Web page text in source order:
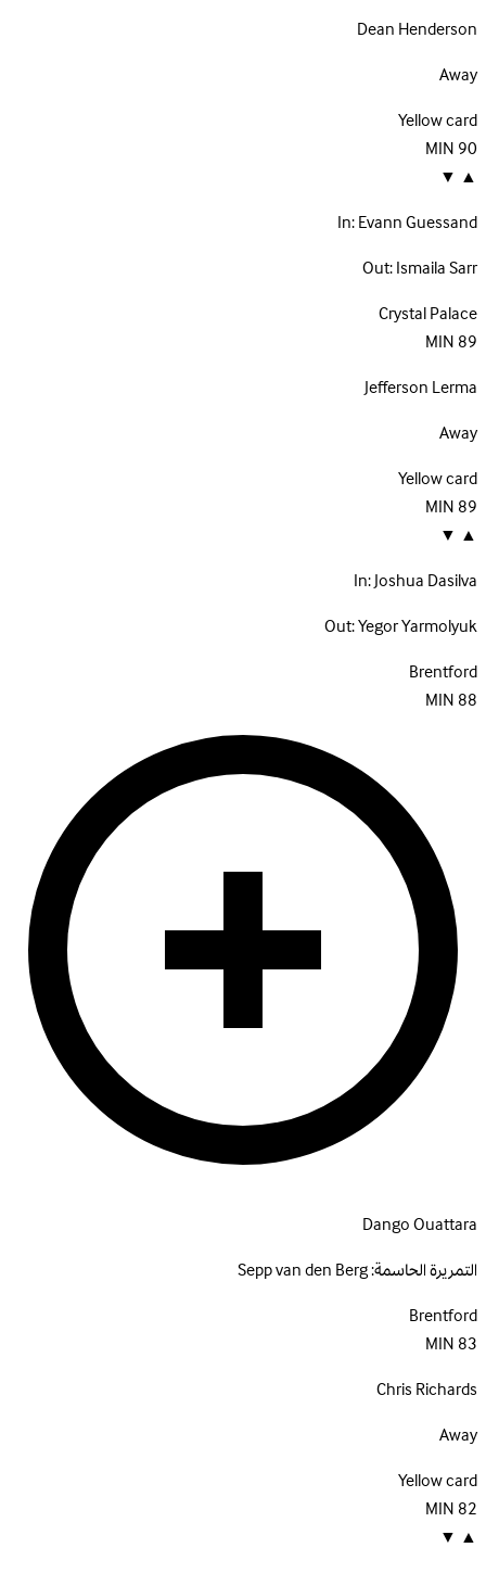
Dean Henderson
Away
Yellow card
90
MIN
▲
▼
In:Evann Guessand
Out:Ismaila Sarr
Crystal Palace
89
MIN
Jefferson Lerma
Away
Yellow card
89
MIN
▲
▼
In:Joshua Dasilva
Out:Yegor Yarmolyuk
Brentford
88
MIN
Dango Ouattara
التمريرة الحاسمة:Sepp van den Berg
Brentford
83
MIN
Chris Richards
Away
Yellow card
82
MIN
▲
▼